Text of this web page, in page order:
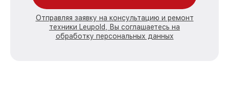
Отправляя заявку на консультацию и ремонт
техники Leupold, Вы соглашаетесь на
обработку персональных данных